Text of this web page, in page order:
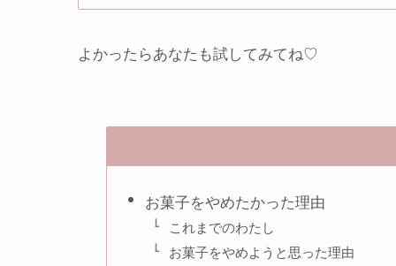
よかったらあなたも試してみてね♡
お菓子をやめたかった理由
これまでのわたし
お菓子をやめようと思った理由